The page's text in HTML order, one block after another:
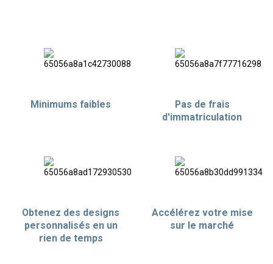
Minimums faibles
Pas de frais
d'immatriculation
Obtenez des designs
personnalisés en un
rien de temps
Accélérez votre mise
sur le marché